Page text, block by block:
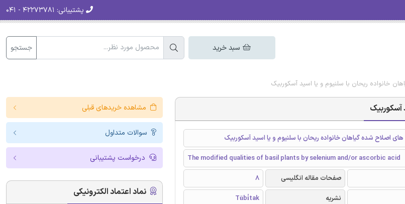
پشتیبانی:
سبد خرید جستجو
خانواده ریحان با سلنیوم و یا اسید آسکوربیک
آسکوربیک
اصلاح شده گیاهان خانواده ریحان با سلنیوم و یا اسید آسکوربیک
The modified qualities of basil plants by selenium and/or ascorbic acid
صفحات مقاله انگلیسی
8
نشریه
Tübi̇tak
مشاهده خریدهای قبلی
سوالات متداول
درخواست پشتیبانی
نماد اعتماد الکترونیکی